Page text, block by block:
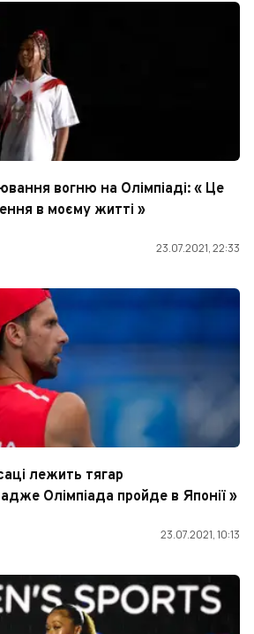
вогню на Олімпіаді: « Це
в моєму житті »
23.07.2021, 22:33
лежить тягар
адже Олімпіада пройде в Японії »
23.07.2021, 10:13